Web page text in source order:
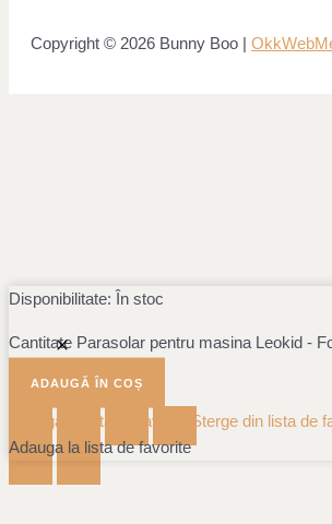
Copyright © 2026 Bunny Boo |
Disponibilitate: În stoc
Cantitate Parasolar pentru masina Leokid -
ADAUGĂ ÎN COȘ
Adauga la lista de favorite
Sterge din lista de
Adauga la lista de favorite